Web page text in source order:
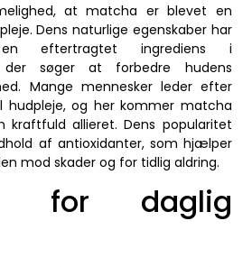
at matcha er blevet en
Dens naturlige egenskaber har
eftertragtet ingrediens i
der søger at forbedre hudens
Mange mennesker leder efter
hudpleje, og her kommer matcha
kraftfuld allieret. Dens popularitet
af antioxidanter, som hjælper
mod skader og for tidlig aldring.
for daglig